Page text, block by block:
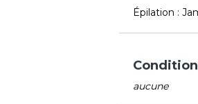
Épilation :
aucune